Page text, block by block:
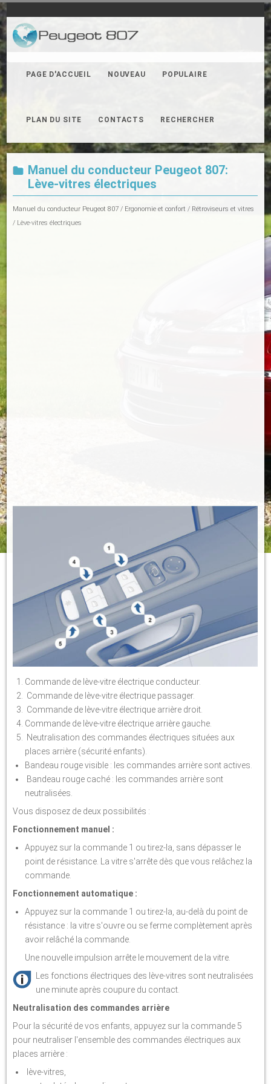
PAGE D'ACCUEIL NOUVEAU POPULAIRE
PLAN DU SITE CONTACTS RECHERCHER
Manuel du conducteur Peugeot 807:
Lève-vitres électriques
Manuel du conducteur Peugeot 807 / Ergonomie et confort / Rétroviseurs et vitres
/ Lève-vitres électriques
Commande de lève-vitre électrique conducteur.
Commande de lève-vitre électrique passager.
Commande de lève-vitre électrique arrière droit.
Commande de lève-vitre électrique arrière gauche.
Neutralisation des commandes électriques situées aux
places arrière (sécurité enfants).
Bandeau rouge visible : les commandes arrière sont actives.
Bandeau rouge caché : les commandes arrière sont
neutralisées.
Vous disposez de deux possibilités :
Fonctionnement manuel :
Appuyez sur la commande 1 ou tirez-la, sans dépasser le
point de résistance. La vitre s'arrête dès que vous relâchez la
commande.
Fonctionnement automatique :
Appuyez sur la commande 1 ou tirez-la, au-delà du point de
résistance : la vitre s'ouvre ou se ferme complètement après
avoir relâché la commande.
Une nouvelle impulsion arrête le mouvement de la vitre.
Les fonctions électriques des lève-vitres sont neutralisées
une minute après coupure du contact.
Neutralisation des commandes arrière
Pour la sécurité de vos enfants, appuyez sur la commande 5
pour neutraliser l'ensemble des commandes électriques aux
places arrière :
lève-vitres,